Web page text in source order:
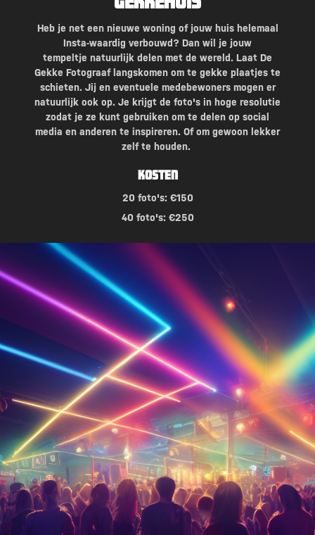
Heb je net een nieuwe woning of jouw huis helemaal
Insta-waardig verbouwd? Dan wil je jouw
tempeltje natuurlijk delen met de wereld. Laat De
Gekke Fotograaf langskomen om te gekke plaatjes te
schieten. Jij en eventuele medebewoners mogen er
natuurlijk ook op. Je krijgt de foto's in hoge resolutie
zodat je ze kunt gebruiken om te delen op social
media en anderen te inspireren. Of om gewoon lekker
zelf te houden.
Kosten
20 foto's: €150
40 foto's: €250